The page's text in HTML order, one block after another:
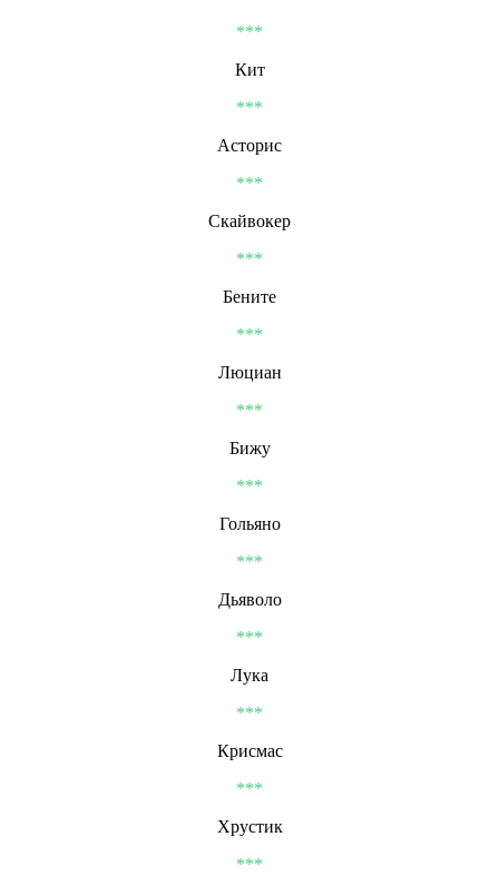
***
Кит
***
Асторис
***
Скайвокер
***
Бените
***
Люциан
***
Бижу
***
Гольяно
***
Дьяволо
***
Лука
***
Крисмас
***
Хрустик
***